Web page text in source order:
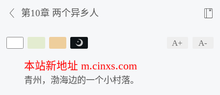
 第10章 两个异乡人 
 A+ A-
本站新地址 m.cinxs.com
青州，渤海边的一个小村落。